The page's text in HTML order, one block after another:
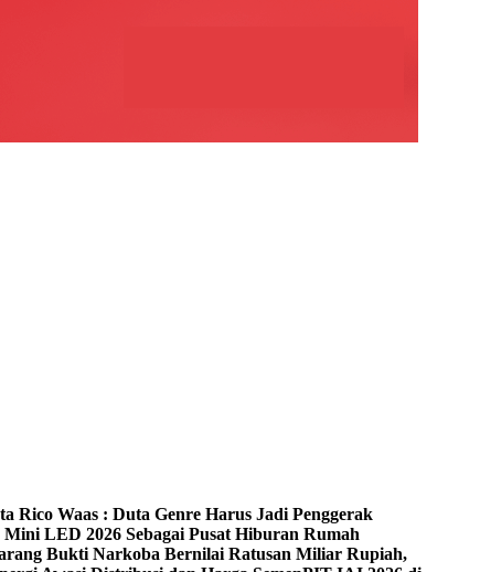
Rico Waas : Duta Genre Harus Jadi Penggerak
LED 2026 Sebagai Pusat Hiburan Rumah
Bukti Narkoba Bernilai Ratusan Miliar Rupiah,